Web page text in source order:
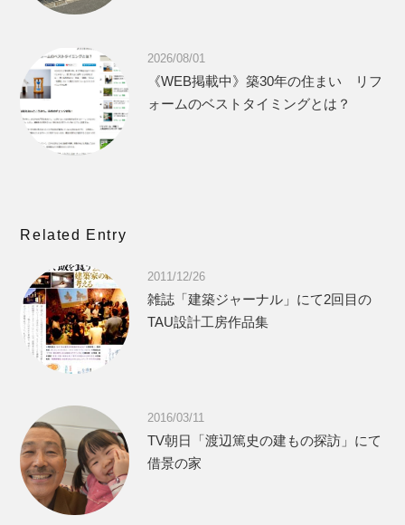
2026/08/01
《WEB掲載中》築30年の住まい リフ
ォームのベストタイミングとは？
Related Entry
2011/12/26
雑誌「建築ジャーナル」にて2回目の
TAU設計工房作品集
2016/03/11
TV朝日「渡辺篤史の建もの探訪」にて
借景の家